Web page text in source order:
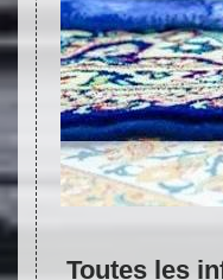
NETTOYAGE
TOUTES
Toutes les